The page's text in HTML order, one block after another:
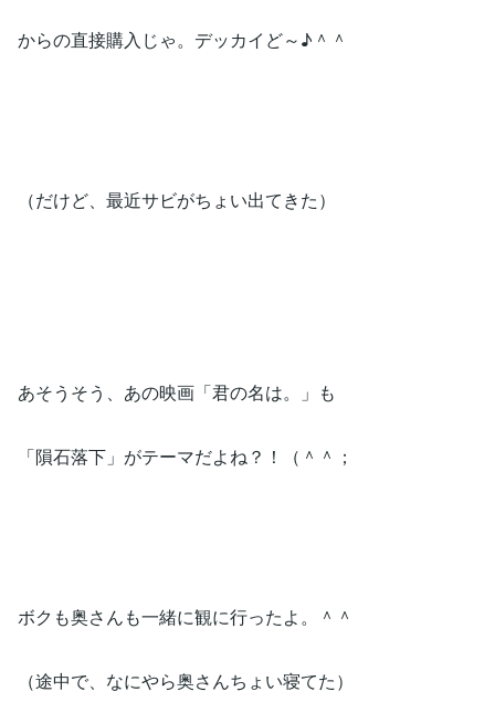
からの直接購入じゃ。デッカイど～♪＾＾
（だけど、最近サビがちょい出てきた）
あそうそう、あの映画「君の名は。」も
「隕石落下」がテーマだよね？！（＾＾；
ボクも奥さんも一緒に観に行ったよ。＾＾
（途中で、なにやら奥さんちょい寝てた）